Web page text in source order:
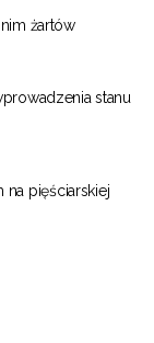
żartów
stanu
pięściarskiej